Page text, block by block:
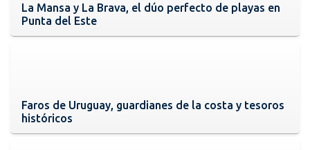
La Mansa y La Brava, el dúo perfecto de playas en
Punta del Este
Faros de Uruguay, guardianes de la costa y tesoros
históricos